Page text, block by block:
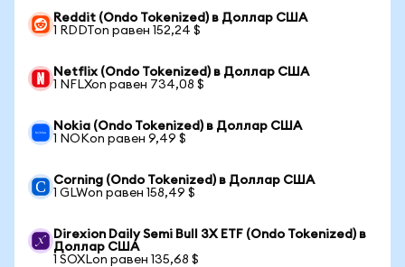
Reddit (Ondo Tokenized) в Доллар США
1 RDDTon равен 152,24 $
Netflix (Ondo Tokenized) в Доллар США
1 NFLXon равен 734,08 $
Nokia (Ondo Tokenized) в Доллар США
1 NOKon равен 9,49 $
Corning (Ondo Tokenized) в Доллар США
1 GLWon равен 158,49 $
Direxion Daily Semi Bull 3X ETF (Ondo Tokenized) в
Доллар США
1 SOXLon равен 135,68 $